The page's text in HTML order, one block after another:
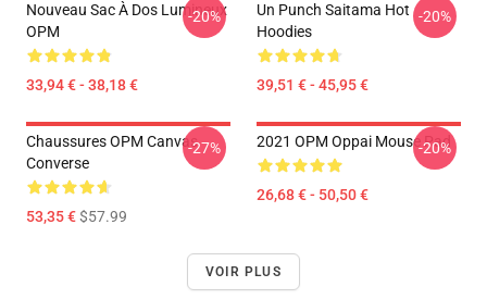
Nouveau Sac À Dos Lumineux
OPM
33,94 € - 38,18 €
-20%
Un Punch Saitama Hot
Hoodies
39,51 € - 45,95 €
-20%
Chaussures OPM Canvas
Converse
53,35 €$57.99
-27% 2021 OPM Oppai Mouse Pad
26,68 € - 50,50 €
-20%
VOIR PLUS